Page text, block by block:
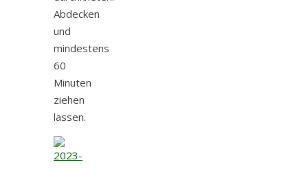
Abdecken
und
mindestens
60
Minuten
ziehen
lassen.